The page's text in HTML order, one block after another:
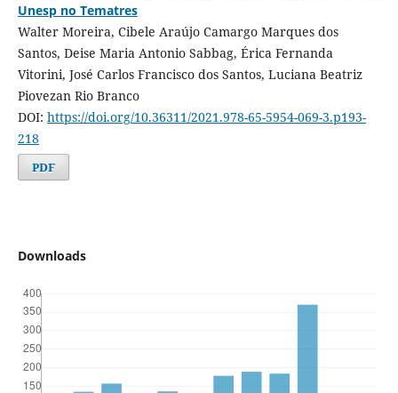
Unesp no Tematres
Walter Moreira, Cibele Araújo Camargo Marques dos
Santos, Deise Maria Antonio Sabbag, Érica Fernanda
Vitorini, José Carlos Francisco dos Santos, Luciana Beatriz
Piovezan Rio Branco
DOI: https://doi.org/10.36311/2021.978-65-5954-069-3.p193-
218
PDF
Downloads